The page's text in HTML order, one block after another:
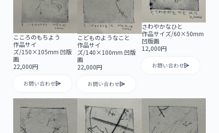
こころのもちよう
作品サイ
ズ/150×105mm 凹版
画
22,000円
お問い合わせ
こどものようなこと
作品サイ
ズ/140×100mm 凹版
画
22,000円
お問い合わせ
さわやかなひと
作品サイズ/60×50mm
凹版画
12,000円
お問い合わせ